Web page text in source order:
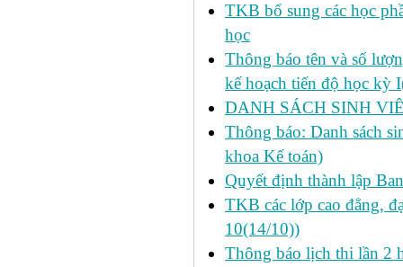
TKB bổ sung các học
học
Thông báo tên và số
kế hoạch tiến độ học kỳ
DANH SÁCH SINH
Thông báo: Danh sách
khoa Kế toán)
Quyết định thành lập
TKB các lớp cao đẳng,
10(14/10))
Thông báo lịch thi lần 2